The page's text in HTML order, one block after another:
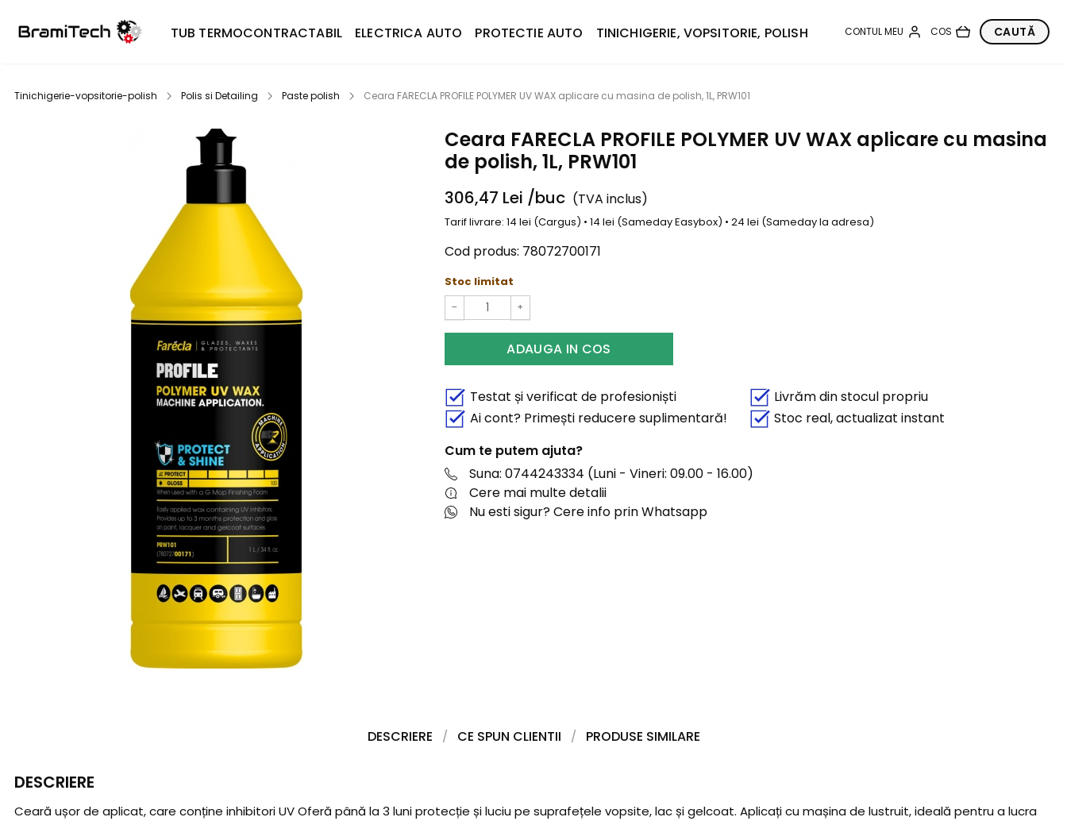
TUB TERMOCONTRACTABIL ELECTRICA AUTO PROTECTIE AUTO TINICHIGERIE, VOPSITORIE, POLISH
Tinichigerie-vopsitorie-polish Polis si Detailing Paste polish Ceara FARECLA PROFILE POLYMER UV WAX aplicare cu masina de polish, 1L, PRW101
Ceara FARECLA PROFILE POLYMER UV WAX aplicare cu masina
de polish, 1L, PRW101
306,47 Lei /buc (TVA inclus)
Tarif livrare: 14 lei (Cargus) • 14 lei (Sameday Easybox) • 24 lei (Sameday la adresa)
Cod produs: 78072700171
Stoc limitat
− +
ADAUGA IN COS
Testat și verificat de profesioniști
Livrăm din stocul propriu
Ai cont? Primești reducere suplimentară!
Stoc real, actualizat instant
Cum te putem ajuta?
Suna: 0744243334 (Luni - Vineri: 09.00 - 16.00)
Cere mai multe detalii
Nu esti sigur? Cere info prin Whatsapp
DESCRIERE CE SPUN CLIENTII PRODUSE SIMILARE
DESCRIERE
Ceară ușor de aplicat, care conține inhibitori UV Oferă până la 3 luni protecție și luciu pe suprafețele vopsite, lac și gelcoat. Aplicați cu mașina de lustruit, ideală pentru a lucra